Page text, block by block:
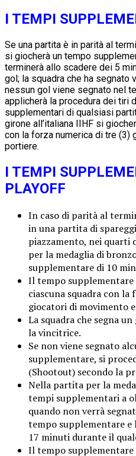
I TEMPI
Se una partita è in parità al
si giocherà un tempo
terminerà allo scadere dei 5
gol; la squadra che ha segnato
nessun gol viene segnato nel
applicherà la procedura dei tiri
supplementari di qualsiasi
girone all’italiana IIHF si
con la forza numerica di tre (3)
portiere.
I TEMPI
PLAYOFF
In caso di parità al
in una partita di
piazzamento, nei quarti
per la medaglia di
supplementare di 10
Il tempo supplementare
ciascuna squadra con
giocatori di movimento
La squadra che segna
la vincitrice.
Se non viene segnato
supplementare, si
(Shootout) secondo la
Nella partita per la
tempi supplementari a
quando non verrà
tempo supplementare
17 minuti durante il
Il tempo supplementare